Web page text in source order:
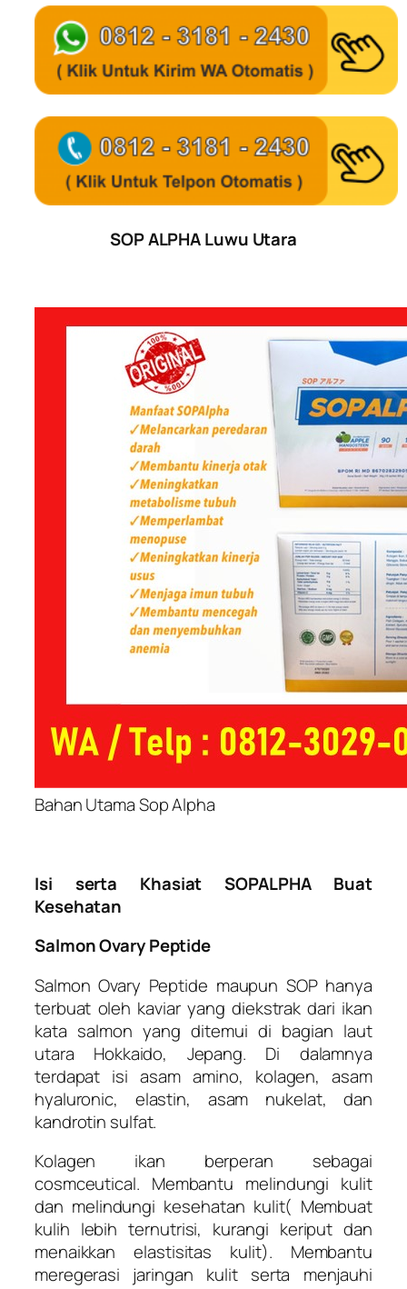
SOP ALPHA Luwu Utara
Bahan Utama Sop Alpha
Isi serta Khasiat SOPALPHA Buat
Kesehatan
Salmon Ovary Peptide
Salmon Ovary Peptide maupun SOP hanya
terbuat oleh kaviar yang diekstrak dari ikan
kata salmon yang ditemui di bagian laut
utara Hokkaido, Jepang. Di dalamnya
terdapat isi asam amino, kolagen, asam
hyaluronic, elastin, asam nukelat, dan
kandrotin sulfat.
Kolagen ikan berperan sebagai
cosmceutical. Membantu melindungi kulit
dan melindungi kesehatan kulit( Membuat
kulih lebih ternutrisi, kurangi keriput dan
menaikkan elastisitas kulit). Membantu
meregerasi jaringan kulit serta menjauhi